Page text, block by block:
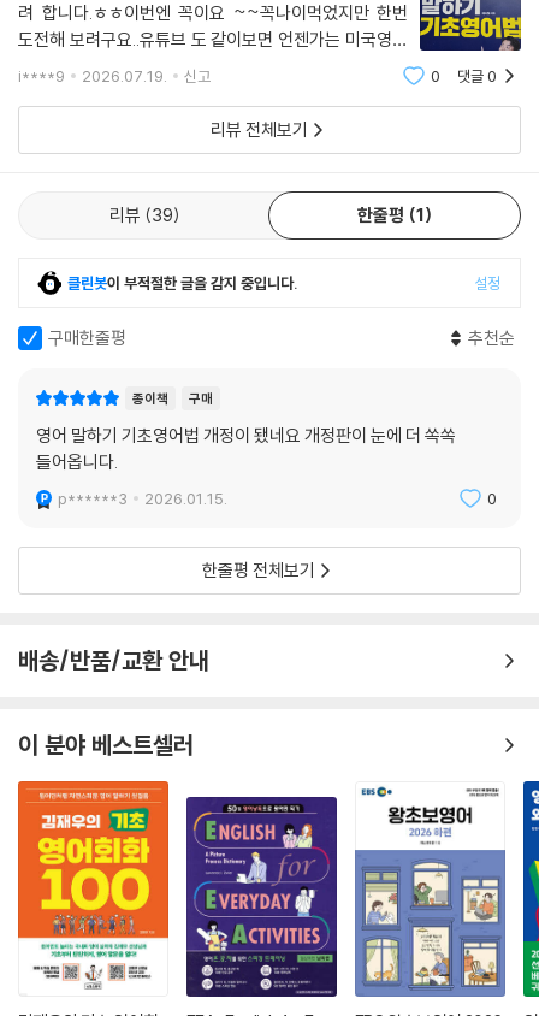
6. 특별 부록 ‘[Review] 단어연결법 총정리’ 요약집 수록
교재 전체 학습을 끝낸 후, 그동안 배웠던 단어연결법 공식들을 한눈에 훑
합니다. 단어연결법 공식들을 ‘도식(이미지)’으로 정리해 놓았기 때문에
보기만 해도 직관적으로 어떤 내용인지 쉽게 알아볼 수 있습니다.
7. 1달 완성 커리큘럼에 맞춘 ‘일일 학습 체크 일지’ 제공
본 교재는 총 20강으로 구성되어 있으며, 주말을 빼고 일주일에 5강씩 들
으며 4주(1달)에 걸쳐 학습을 완료하는 커 리큘럼으로 설계돼 있습니다.
어떤 학습이 되었든 자신의 공부 루틴을 관리하는 습관이 중요합니다. 따
라서 1달 완성 학습을 체계적으로 관리할 수 있는 ‘일일 학습 체크 일지’를
제공합니다.
려 합니다.ㅎㅎ이번엔 꼭이요 ~~꼭나이먹었지만 한번
도전해 보려구요..유튜브 도 같이보면 언젠가는 미국영화
자막없이 보지 않을까 기대합니다
i****9 2026.07.19. 신고 0 댓글0
리뷰 전체보기
리뷰 39 한줄평 1
클린봇이 부적절한 글을 감지 중입니다. 설정
구매한줄평 추천순
종이책 구매
영어 말하기 기초영어법 개정이 됐네요 개정판이 눈에 더 쏙쏙
들어옵니다.
p******3 2026.01.15. 0
한줄평 전체보기
배송/반품/교환 안내
이 분야 베스트셀러